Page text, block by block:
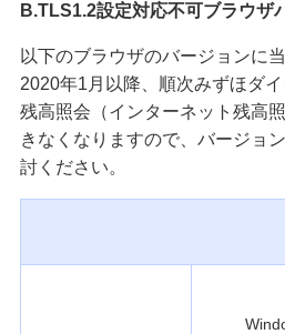
B.TLS1.2設定対応不可ブラウザ
以下のブラウザのバージョンに
2020年1月以降、順次みずほダ
残高照会（インターネット残高
きなくなりますので、バージョ
討ください。